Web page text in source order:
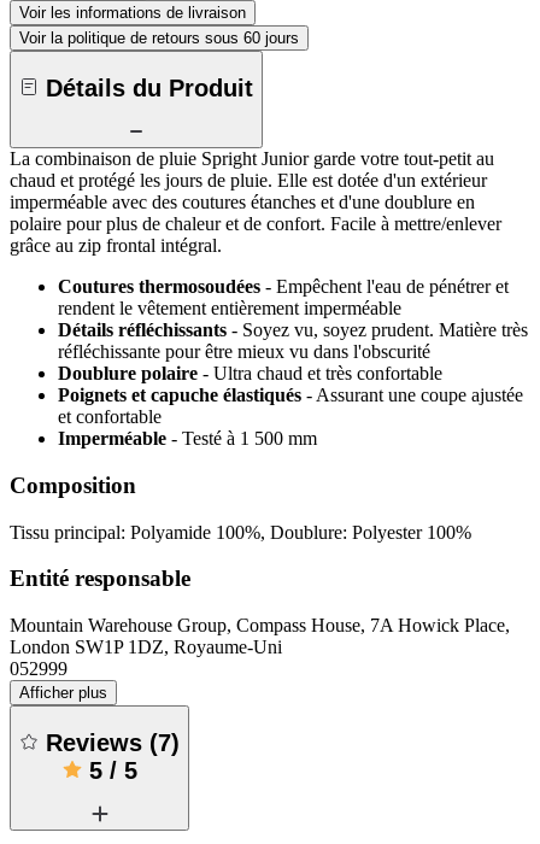
Voir les informations de livraison
Voir la politique de retours sous 60 jours
Détails du Produit
La combinaison de pluie Spright Junior garde votre tout-petit au
chaud et protégé les jours de pluie. Elle est dotée d'un extérieur
imperméable avec des coutures étanches et d'une doublure en
polaire pour plus de chaleur et de confort. Facile à mettre/enlever
grâce au zip frontal intégral.
Coutures thermosoudées - Empêchent l'eau de pénétrer et
rendent le vêtement entièrement imperméable
Détails réfléchissants - Soyez vu, soyez prudent. Matière très
réfléchissante pour être mieux vu dans l'obscurité
Doublure polaire - Ultra chaud et très confortable
Poignets et capuche élastiqués - Assurant une coupe ajustée
et confortable
Imperméable - Testé à 1 500 mm
Composition
Tissu principal: Polyamide 100%, Doublure: Polyester 100%
Entité responsable
Mountain Warehouse Group, Compass House, 7A Howick Place,
London SW1P 1DZ, Royaume-Uni
052999
Afficher plus
Reviews (7)
5/ 5